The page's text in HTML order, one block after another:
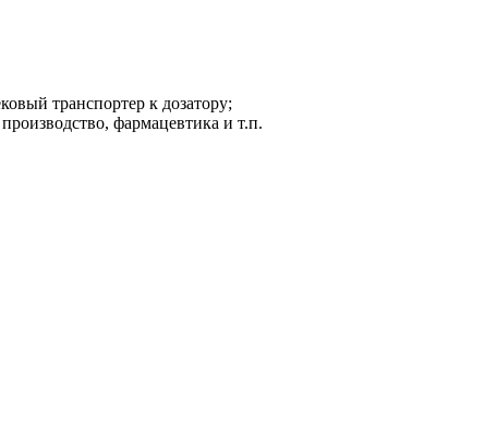
транспортер к дозатору;
фармацевтика и т.п.